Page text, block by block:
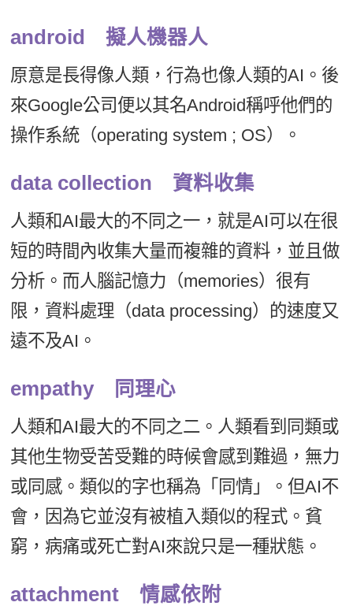
android 擬人機器人
原意是長得像人類，行為也像人類的AI。後
來Google公司便以其名Android稱呼他們的
操作系統（operating system ; OS）。
data collection 資料收集
人類和AI最大的不同之一，就是AI可以在很
短的時間內收集大量而複雜的資料，並且做
分析。而人腦記憶力（memories）很有
限，資料處理（data processing）的速度又
遠不及AI。
empathy 同理心
人類和AI最大的不同之二。人類看到同類或
其他生物受苦受難的時候會感到難過，無力
或同感。類似的字也稱為「同情」。但AI不
會，因為它並沒有被植入類似的程式。貧
窮，病痛或死亡對AI來說只是一種狀態。
attachment 情感依附